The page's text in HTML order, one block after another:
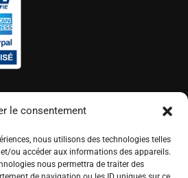
le consentement
nous utilisons des technologies telles
ou accéder aux informations des appareils.
nous permettra de traiter des